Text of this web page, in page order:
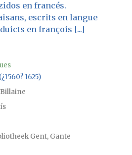
en francés.
escrits en langue
en françois [...]
1625)
Gent, Gante